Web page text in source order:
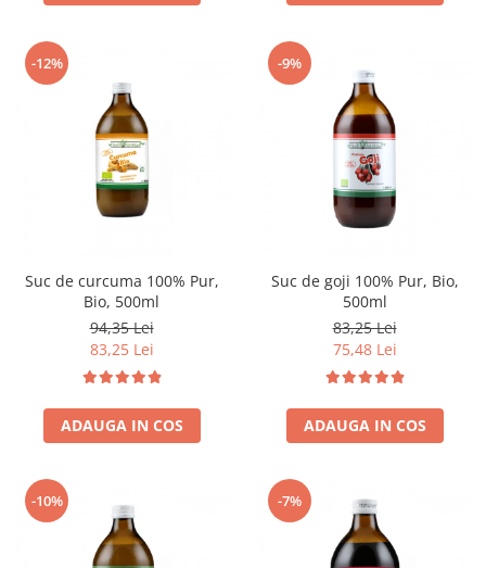
-12%
Suc de curcuma 100% Pur,
Bio, 500ml
94,35 Lei
83,25 Lei
ADAUGA IN COS
-9%
Suc de goji 100% Pur, Bio,
500ml
83,25 Lei
75,48 Lei
ADAUGA IN COS
-10% -7%